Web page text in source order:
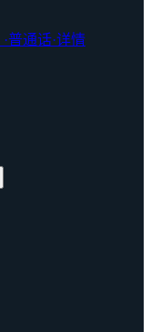
·普通话·详情